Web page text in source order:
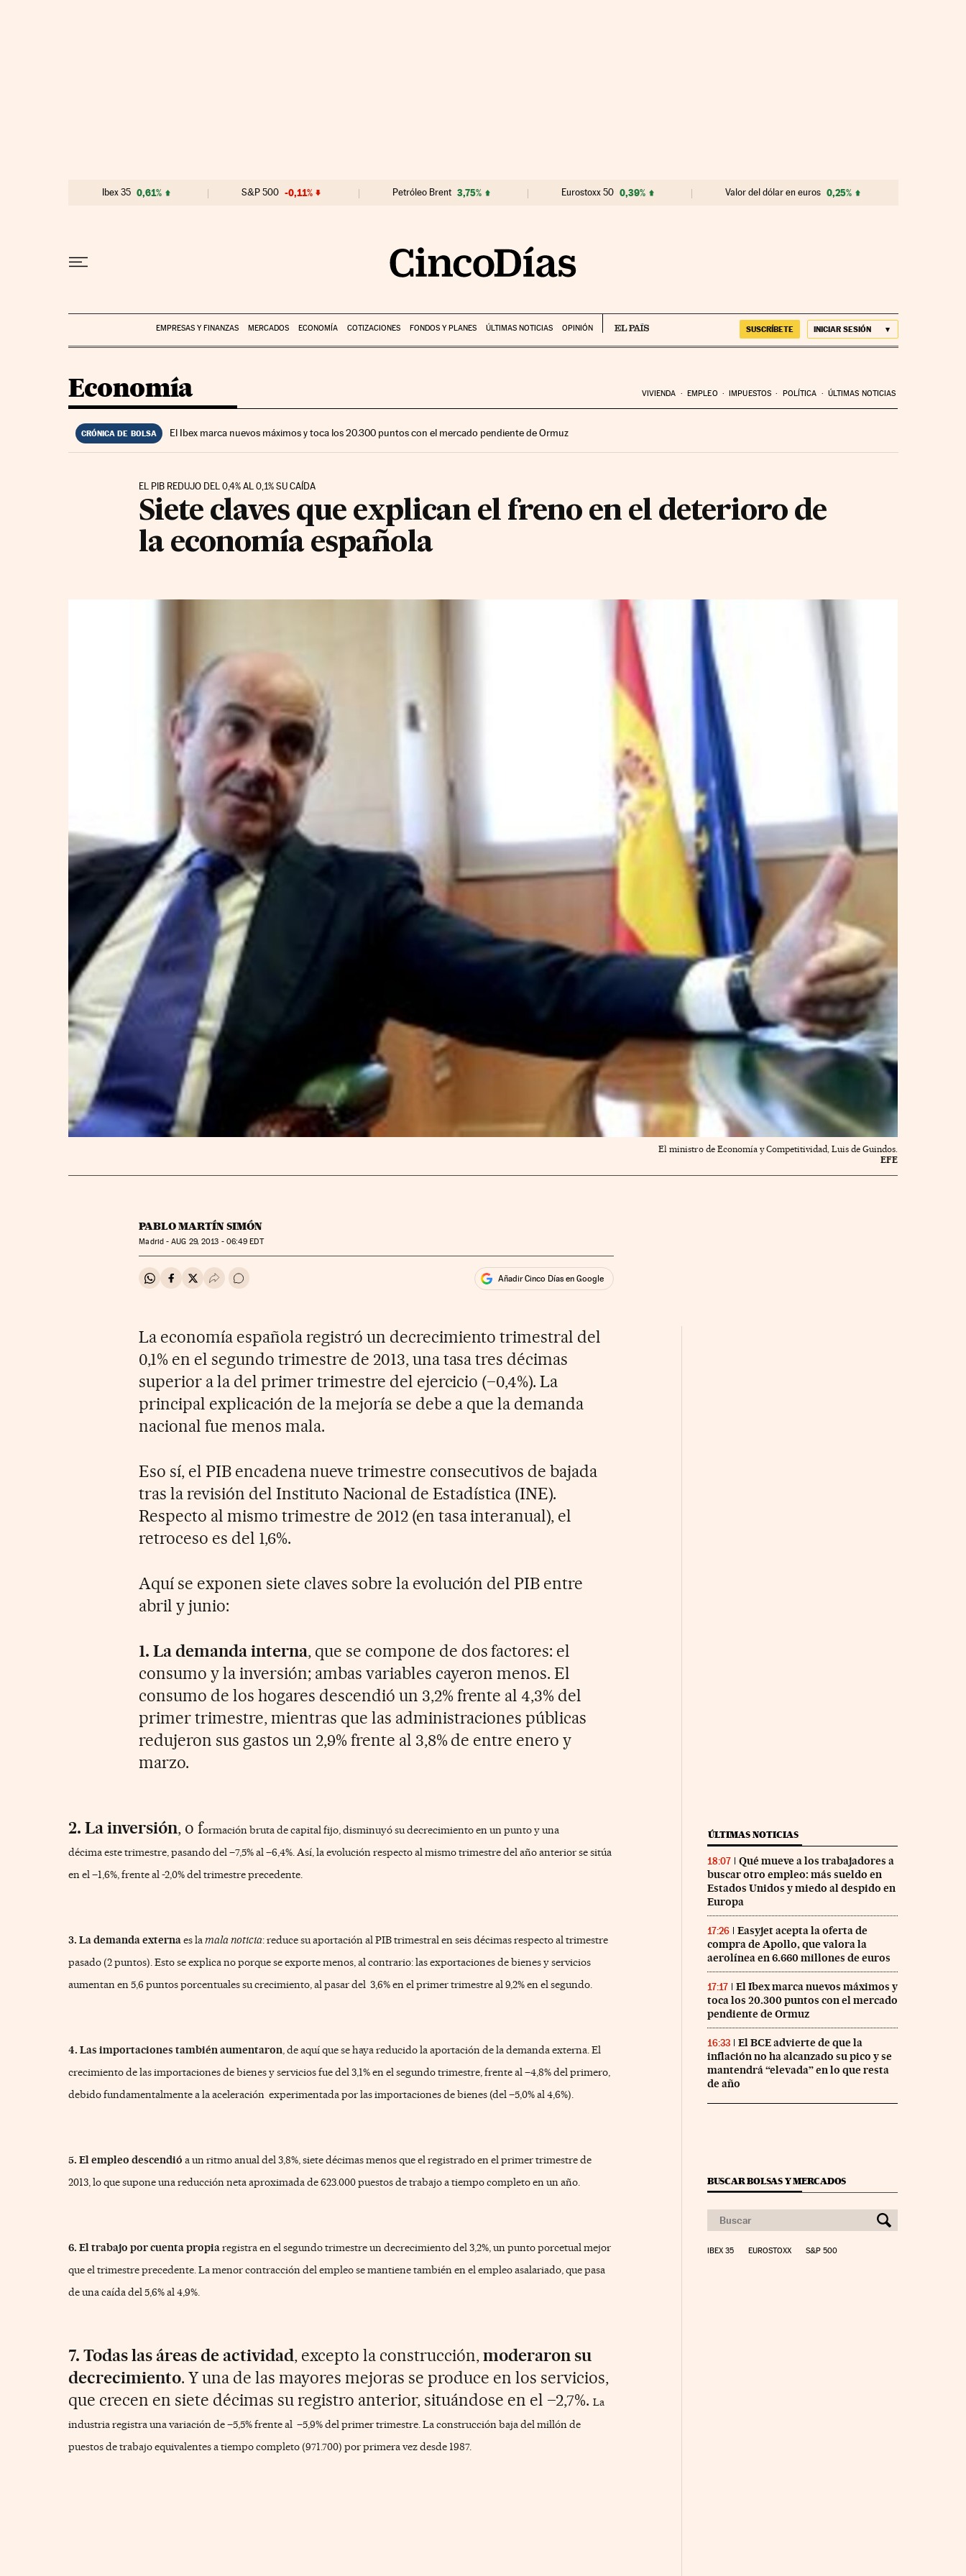
Ibex 35 0,61% S&P 500 -0,11% Petróleo Brent 3,75% Eurostoxx 50 0,39% Valor del dólar en euros 0,25%
EMPRESAS Y FINANZAS MERCADOS ECONOMÍA COTIZACIONES FONDOS Y PLANES ÚLTIMAS NOTICIAS OPINIÓN SUSCRÍBETE INICIAR SESIÓN
Economía VIVIENDA EMPLEO IMPUESTOS POLÍTICA ÚLTIMAS NOTICIAS
CRÓNICA DE BOLSA El Ibex marca nuevos máximos y toca los 20.300 puntos con el mercado pendiente de Ormuz
EL PIB REDUJO DEL 0,4% AL 0,1% SU CAÍDA
Siete claves que explican el freno en el deterioro de
la economía española
El ministro de Economía y Competitividad, Luis de Guindos.
EFE
PABLO MARTÍN SIMÓN
Madrid -AUG 29, 2013 - 06:49 EDT
Compartir en Whatsapp
Compartir en Facebook
Compartir en Twitter
Desplegar Redes Sociales
Ir a los comentarios Añadir Cinco Días en Google
La economía española registró un decrecimiento trimestral del
0,1% en el segundo trimestre de 2013, una tasa tres décimas
superior a la del primer trimestre del ejercicio (–0,4%). La
principal explicación de la mejoría se debe a que la demanda
nacional fue menos mala.
Eso sí, el PIB encadena nueve trimestre consecutivos de bajada
tras la revisión del Instituto Nacional de Estadística (INE).
Respecto al mismo trimestre de 2012 (en tasa interanual), el
retroceso es del 1,6%.
Aquí se exponen siete claves sobre la evolución del PIB entre
abril y junio:
1. La demanda interna, que se compone de dos factores: el
consumo y la inversión; ambas variables cayeron menos. El
consumo de los hogares descendió un 3,2% frente al 4,3% del
primer trimestre, mientras que las administraciones públicas
redujeron sus gastos un 2,9% frente al 3,8% de entre enero y
marzo.
2. La inversión, o formación bruta de capital fijo, disminuyó su decrecimiento en un punto y una
décimaeste trimestre, pasando del –7,5% al –6,4%.Así, la evolución respecto al mismo trimestre del año anterior se sitúa
en el –1,6%, frente al -2,0% del trimestre precedente.
3. La demanda externaes lamala noticia: reduce su aportación al PIB trimestral en seis décimas respecto al trimestre
pasado (2 puntos). Esto se explica no porque se exporte menos, al contrario: las exportaciones de bienes y servicios
aumentan en 5,6 puntos porcentuales su crecimiento, al pasar del 3,6% en el primer trimestre al 9,2% en el segundo.
4. Las importaciones también aumentaron, de aquí que se haya reducido la aportación de la demanda externa. El
crecimiento de las importaciones de bienes y servicios fue del 3,1% en el segundotrimestre, frente al –4,8% del primero,
debido fundamentalmente a la aceleración experimentada por las importaciones de bienes (del –5,0% al 4,6%).
5. El empleo descendió a un ritmo anual del 3,8%, siete décimas menos que el registrado en el primer trimestre de
2013, lo que supone una reducción neta aproximada de 623.000 puestos de trabajo a tiempo completo en un año.
6. El trabajo por cuenta propiaregistra en el segundo trimestre un decrecimiento del 3,2%, unpunto porcetual mejor
que el trimestre precedente.La menor contracción del empleo se mantiene también en el empleo asalariado, quepasa
de una caída del 5,6% al 4,9%.
7. Todas las áreas de actividad, excepto la construcción,moderaron su
decrecimiento. Y una de las mayores mejoras se produce en los servicios,
que crecen en siete décimas su registro anterior, situándose en el –2,7%. La
industria registra una variación de –5,5% frente al –5,9% del primer trimestre.La construcción baja del millón de
puestos de trabajo equivalentes a tiempo completo (971.700) por primera vez desde 1987.
ÚLTIMAS NOTICIAS
18:07
Qué mueve a los trabajadores a
buscar otro empleo: más sueldo en
Estados Unidos y miedo al despido en
Europa
17:26
Easyjet acepta la oferta de
compra de Apollo, que valora la
aerolínea en 6.660 millones de euros
17:17
El Ibex marca nuevos máximos y
toca los 20.300 puntos con el mercado
pendiente de Ormuz
16:33
El BCE advierte de que la
inflación no ha alcanzado su pico y se
mantendrá “elevada” en lo que resta
de año
BUSCAR BOLSAS Y MERCADOS
IBEX 35 EUROSTOXX S&P 500